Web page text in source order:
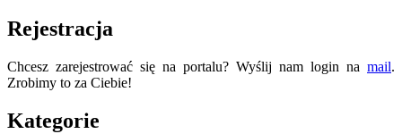
Rejestracja
Chcesz zarejestrować się na portalu? Wyślij nam login na mail.
Zrobimy to za Ciebie!
Kategorie